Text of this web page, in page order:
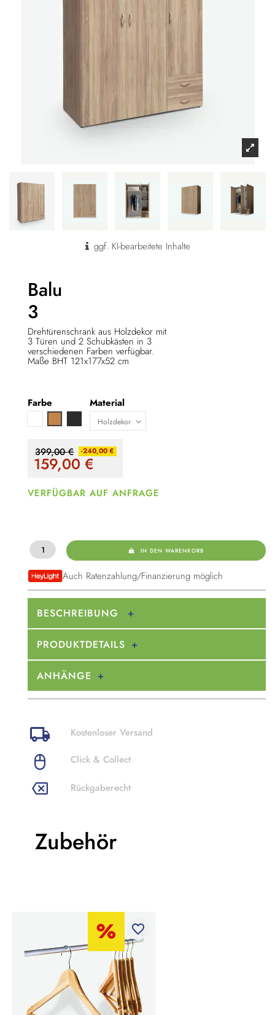
ggf. KI-bearbeitete Inhalte
Balu
3
Drehtürenschrank aus Holzdekor mit
3 Türen und 2 Schubkästen in 3
verschiedenen Farben verfügbar.
Maße BHT 121x177x52 cm
Farbe
Anthrazit
Material
399,00 € -240,00 €
159,00€
VERFÜGBAR AUF ANFRAGE
IN DEN WARENKORB
Auch Ratenzahlung/Finanzierung möglich
BESCHREIBUNG
PRODUKTDETAILS
ANHÄNGE
Kostenloser Versand
Click & Collect
Rückgaberecht
Zubehör
favorite_border